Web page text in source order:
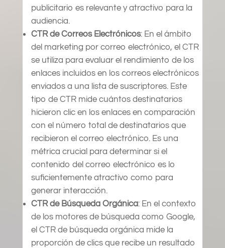
publicitario es relevante y atractivo para la
audiencia.
CTR de Correos Electrónicos: En el ámbito
del marketing por correo electrónico, el CTR
se utiliza para evaluar el rendimiento de los
enlaces incluidos en los correos electrónicos
enviados a una lista de suscriptores. Este
tipo de CTR mide cuántos destinatarios
hicieron clic en los enlaces en comparación
con el número total de destinatarios que
recibieron el correo electrónico. Es una
métrica crucial para determinar si el
contenido del correo electrónico es lo
suficientemente atractivo como para
generar interacción.
CTR de Búsqueda Orgánica: En el contexto
de los motores de búsqueda como Google,
el CTR de búsqueda orgánica mide la
proporción de clics que recibe un resultado